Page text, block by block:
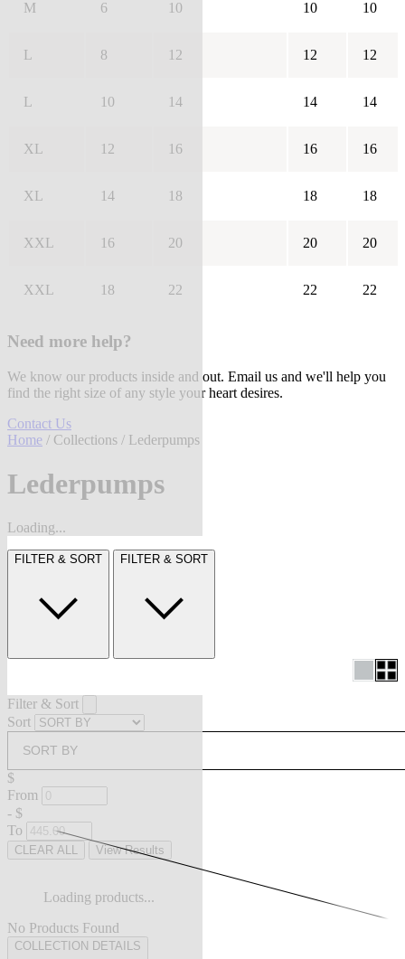
M 6 10 10 10
L 8 12 12 12
L 10 14 14 14
XL 12 16 16 16
XL 14 18 18 18
XXL 16 20 20 20
XXL 18 22 22 22
Need more help?
We know our products inside and out. Email us and we'll help you
find the right size of any style your heart desires.
Contact Us
Home / Collections / Lederpumps
Lederpumps
Loading...
FILTER & SORT FILTER & SORT
Filter & Sort
Sort
SORT BY
$
From
- $
To
CLEAR ALL View Results
Loading products...
No Products Found
COLLECTION DETAILS